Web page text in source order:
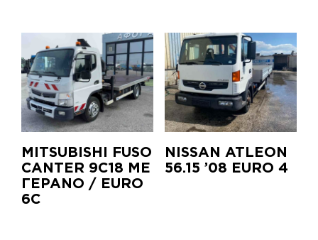
MITSUBISHI FUSO
CANTER 9C18 ΜΕ
ΓΕΡΑΝΟ / EURO
6C
NISSAN ATLEON
56.15 ’08 EURO 4